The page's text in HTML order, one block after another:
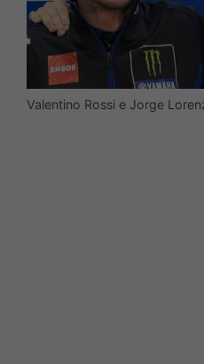
Valentino Rossi e Jorge